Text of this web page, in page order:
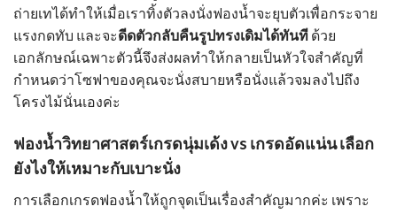
ถ่ายเทได้ทำให้เมื่อเราทิ้งตัวลงนั่งฟองน้ำจะยุบตัวเพื่อกระจาย
แรงกดทับ และจะดีดตัวกลับคืนรูปทรงเดิมได้ทันที ด้วย
เอกลักษณ์เฉพาะตัวนี้จึงส่งผลทำให้กลายเป็นหัวใจสำคัญที่
กำหนดว่าโซฟาของคุณจะนั่งสบายหรือนั่งแล้วจมลงไปถึง
โครงไม้นั่นเองค่ะ
ฟองน้ำวิทยาศาสตร์เกรดนุ่มเด้ง vs เกรดอัดแน่น เลือก
ยังไงให้เหมาะกับเบาะนั่ง
การเลือกเกรดฟองน้ำให้ถูกจุดเป็นเรื่องสำคัญมากค่ะ เพราะ